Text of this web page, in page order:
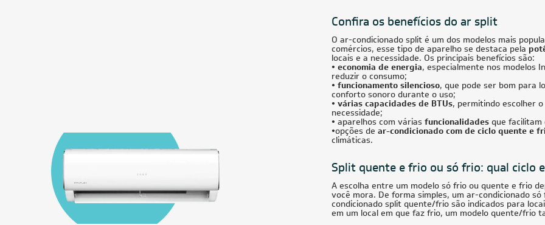
Confira os benefícios do ar split
O ar-condicionado split é um dos modelos mais
comércios, esse tipo de aparelho se destaca pela
locais e a necessidade. Os principais benefícios são:
• economia de energia, especialmente nos modelos
reduzir o consumo;
• funcionamento silencioso, que pode ser bom para
conforto sonoro durante o uso;
• várias capacidades de BTUs, permitindo escolher
necessidade;
• aparelhos com várias funcionalidadesque facilitam
•opções de ar-condicionado com de ciclo quente e
climáticas.
Split quente e frio ou só frio: qual ciclo
A escolha entre um modelo só frio ou quente e frio
você mora. De forma simples, um ar-condicionado
condicionado split quente/frio são indicados para
em um local em que faz frio, um modelo quente/frio